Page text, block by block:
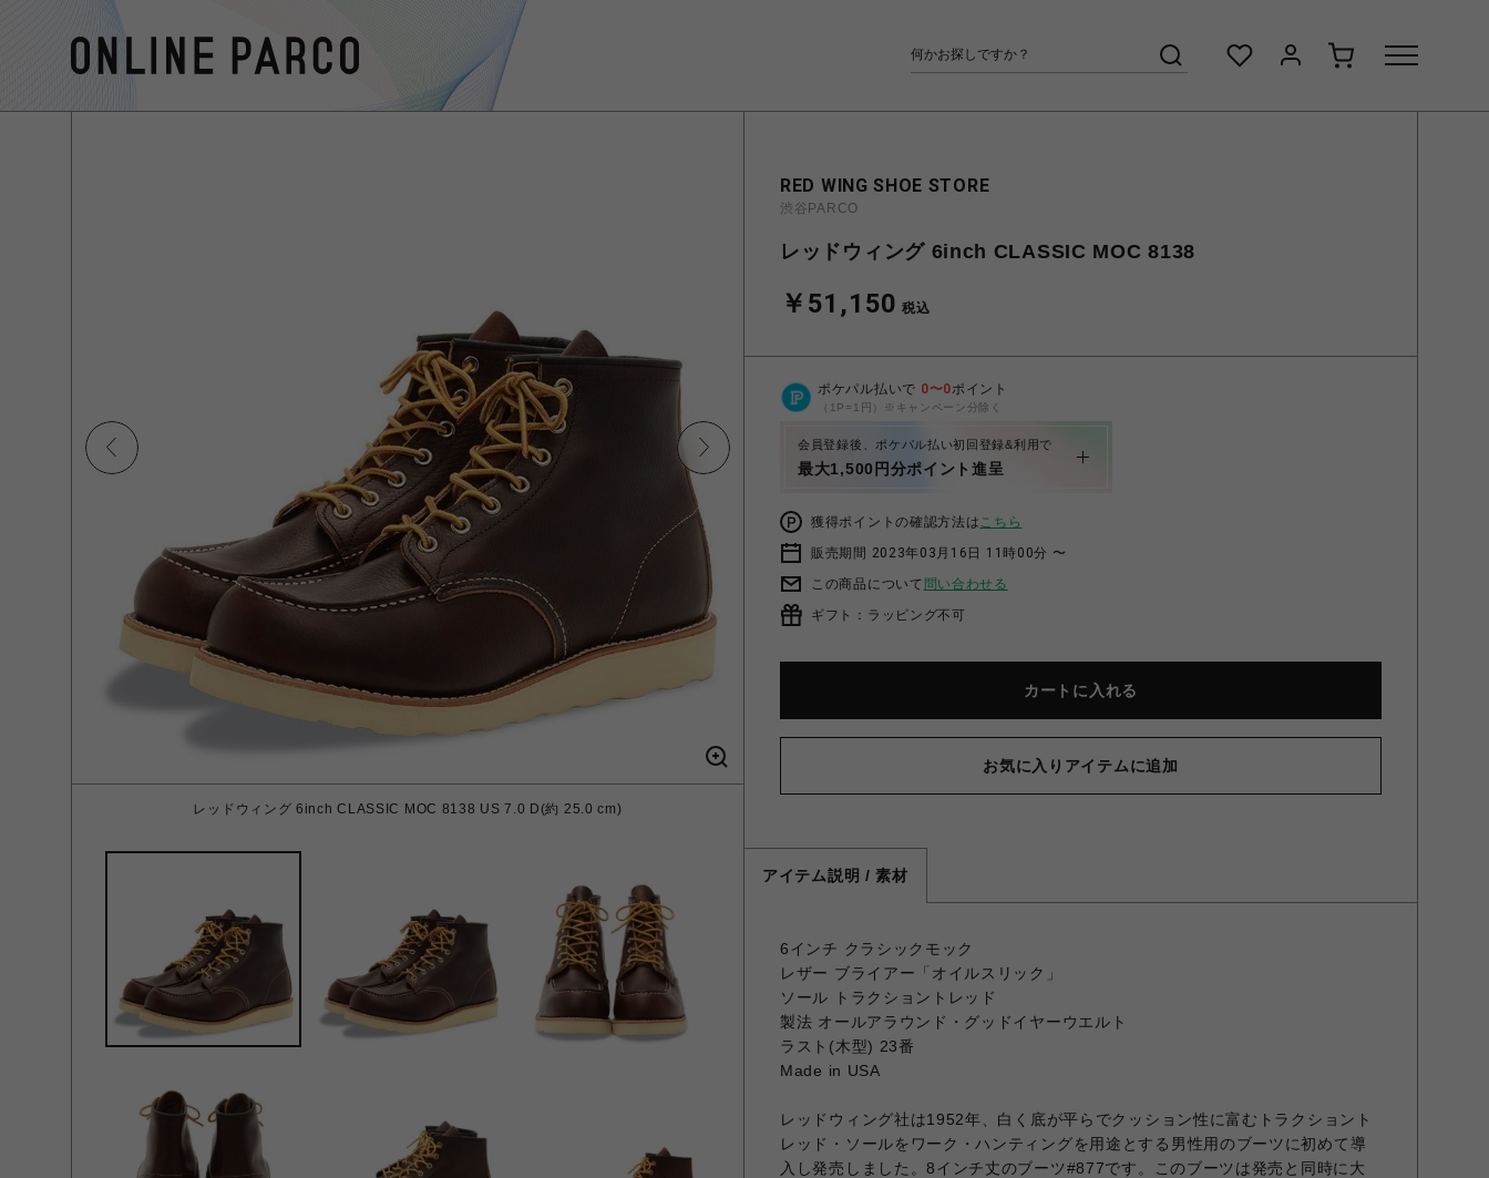
レッドウィング 6inch CLASSIC MOC 8138 US 7.0 D(約 25.0 cm)
RED WING SHOE STORE
渋谷PARCO
レッドウィング 6inch CLASSIC MOC 8138
￥51,150 税込
ポケパル払いで 0〜0ポイント
（1P=1円）※キャンペーン分除く
会員登録後、ポケパル払い初回登録&利用で
最大1,500円分ポイント進呈
獲得ポイントの確認方法はこちら
販売期間 2023年03月16日 11時00分 〜
この商品について 問い合わせる
ギフト：ラッピング不可
カートに入れる
お気に入りアイテムに追加
アイテム説明 / 素材
6インチ クラシックモック
レザー ブライアー「オイルスリック」
ソール トラクショントレッド
製法 オールアラウンド・グッドイヤーウエルト
ラスト(木型) 23番
Made in USA
レッドウィング社は1952年、白く底が平らでクッション性に富むトラクショント
レッド・ソールをワーク・ハンティングを用途とする男性用のブーツに初めて導
入し発売しました。8インチ丈のブーツ#877です。このブーツは発売と同時に大